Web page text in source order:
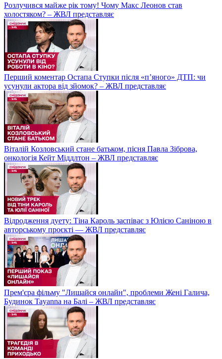
Розлучився майже рік тому! Чому Макс Леонов став
холостяком? – ЖВЛ представляє
Перший коментар Остапа Ступки після «п’яного» ДТП: чи
усунули актора від зйомок? – ЖВЛ представляє
Віталій Козловський стане батьком, пісня Павла Зіброва,
онкологія Кейт Міддлтон – ЖВЛ представляє
Відродження дуету: Тіна Кароль заспіває з Юлією Саніною в
авторському проєкті — ЖВЛ представляє
Прем'єра фільму "Лишайся онлайн", проблеми Жені Галича,
Будинок Tayanna на Балі – ЖВЛ представляє